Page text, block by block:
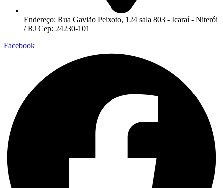
Endereço: Rua Gavião Peixoto, 124 sala 803 - Icaraí - Niterói
/ RJ Cep: 24230-101
Facebook